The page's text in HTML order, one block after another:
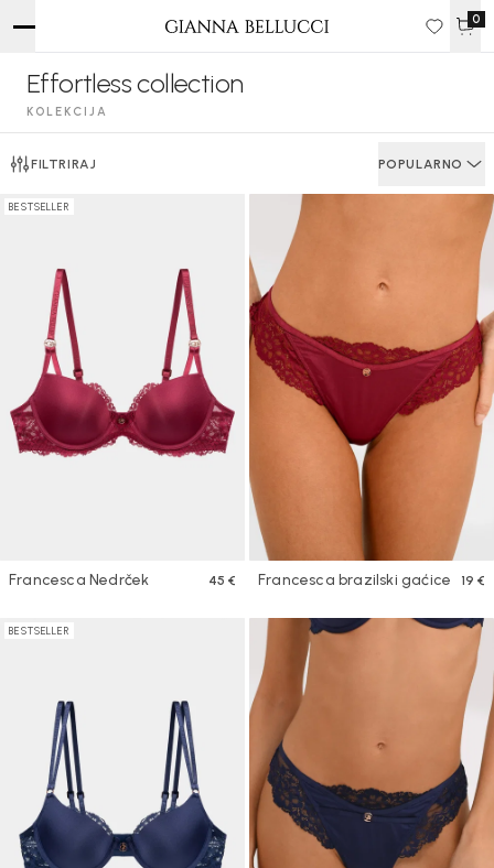
0
Effortless collection
KOLEKCIJA
FILTRIRAJ POPULARNO
BESTSELLER
Francesca Nedrček 45 € Francesca brazilski gaćice 19 €
BESTSELLER